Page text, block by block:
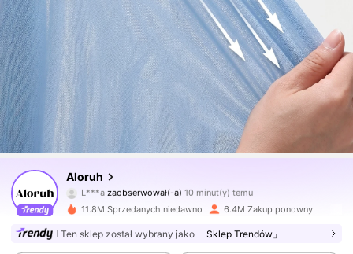
Aloruh
4,77 2.6M Obserwujący
L***a zaobserwował(-a)
h***7 przegląda
4,77
2.6M Obserwujący
11.8M Sprzedanych niedawno 6.4M Zakup ponowny
Ten sklep został wybrany jako 「Sklep Trendów」